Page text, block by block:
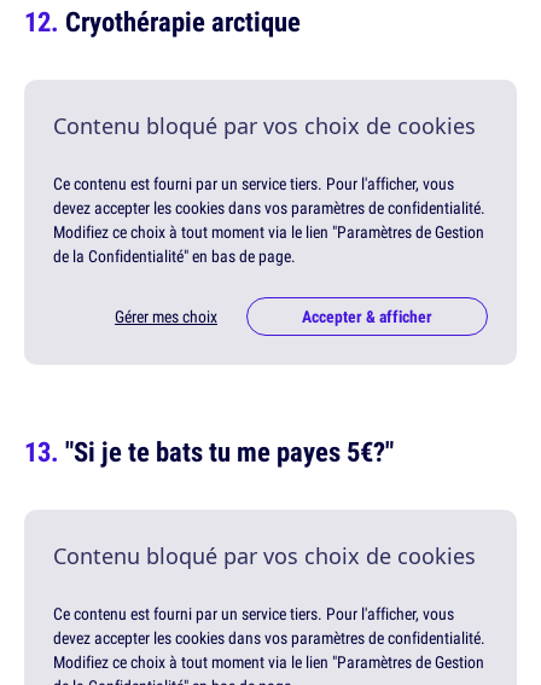
Cryothérapie arctique
Contenu bloqué par vos choix de cookies
Ce contenu est fourni par un service tiers. Pour l'afficher, vous
devez accepter les cookies dans vos paramètres de confidentialité.
Modifiez ce choix à tout moment via le lien "Paramètres de Gestion
de la Confidentialité" en bas de page.
Gérer mes choix Accepter & afficher
"Si je te bats tu me payes 5€?"
Contenu bloqué par vos choix de cookies
Ce contenu est fourni par un service tiers. Pour l'afficher, vous
devez accepter les cookies dans vos paramètres de confidentialité.
Modifiez ce choix à tout moment via le lien "Paramètres de Gestion